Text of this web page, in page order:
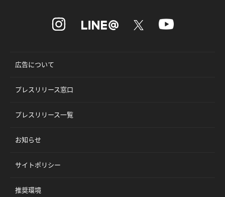
広告について
プレスリリース窓口
プレスリリース一覧
お知らせ
サイトポリシー
推奨環境